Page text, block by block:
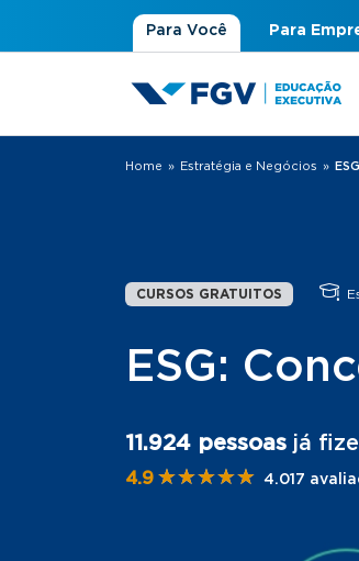
Para Você Para
Você está
Home » Estratégia e Negócios »
CURSOS GRATUITOS
ESG:
11.924 pessoas já
4.9 ★★★★★
★★★★★ 4.017